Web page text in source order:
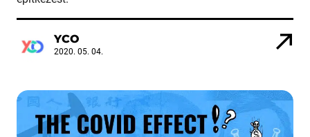
YCO
2020. 05. 04.